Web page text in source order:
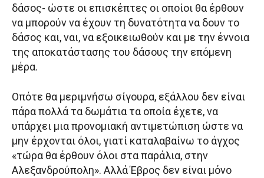
δάσος- ώστε οι επισκέπτες οι οποίοι θα έρθουν
να μπορούν να έχουν τη δυνατότητα να δουν το
δάσος και, ναι, να εξοικειωθούν και με την έννοια
της αποκατάστασης του δάσους την επόμενη
μέρα.
Οπότε θα μεριμνήσω σίγουρα, εξάλλου δεν είναι
πάρα πολλά τα δωμάτια τα οποία έχετε, να
υπάρχει μια προνομιακή αντιμετώπιση ώστε να
μην έρχονται όλοι, γιατί καταλαβαίνω το άγχος
«τώρα θα έρθουν όλοι στα παράλια, στην
Αλεξανδρούπολη». Αλλά Έβρος δεν είναι μόνο